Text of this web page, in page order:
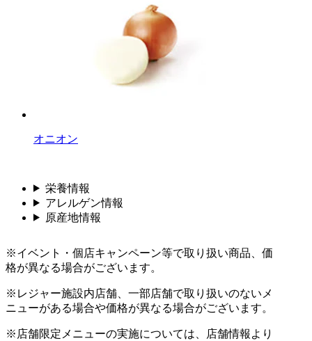
オニオン
栄養情報
アレルゲン情報
原産地情報
※イベント・個店キャンペーン等で取り扱い商品、価
格が異なる場合がございます。
※レジャー施設内店舗、一部店舗で取り扱いのないメ
ニューがある場合や価格が異なる場合がございます。
※店舗限定メニューの実施については、店舗情報より